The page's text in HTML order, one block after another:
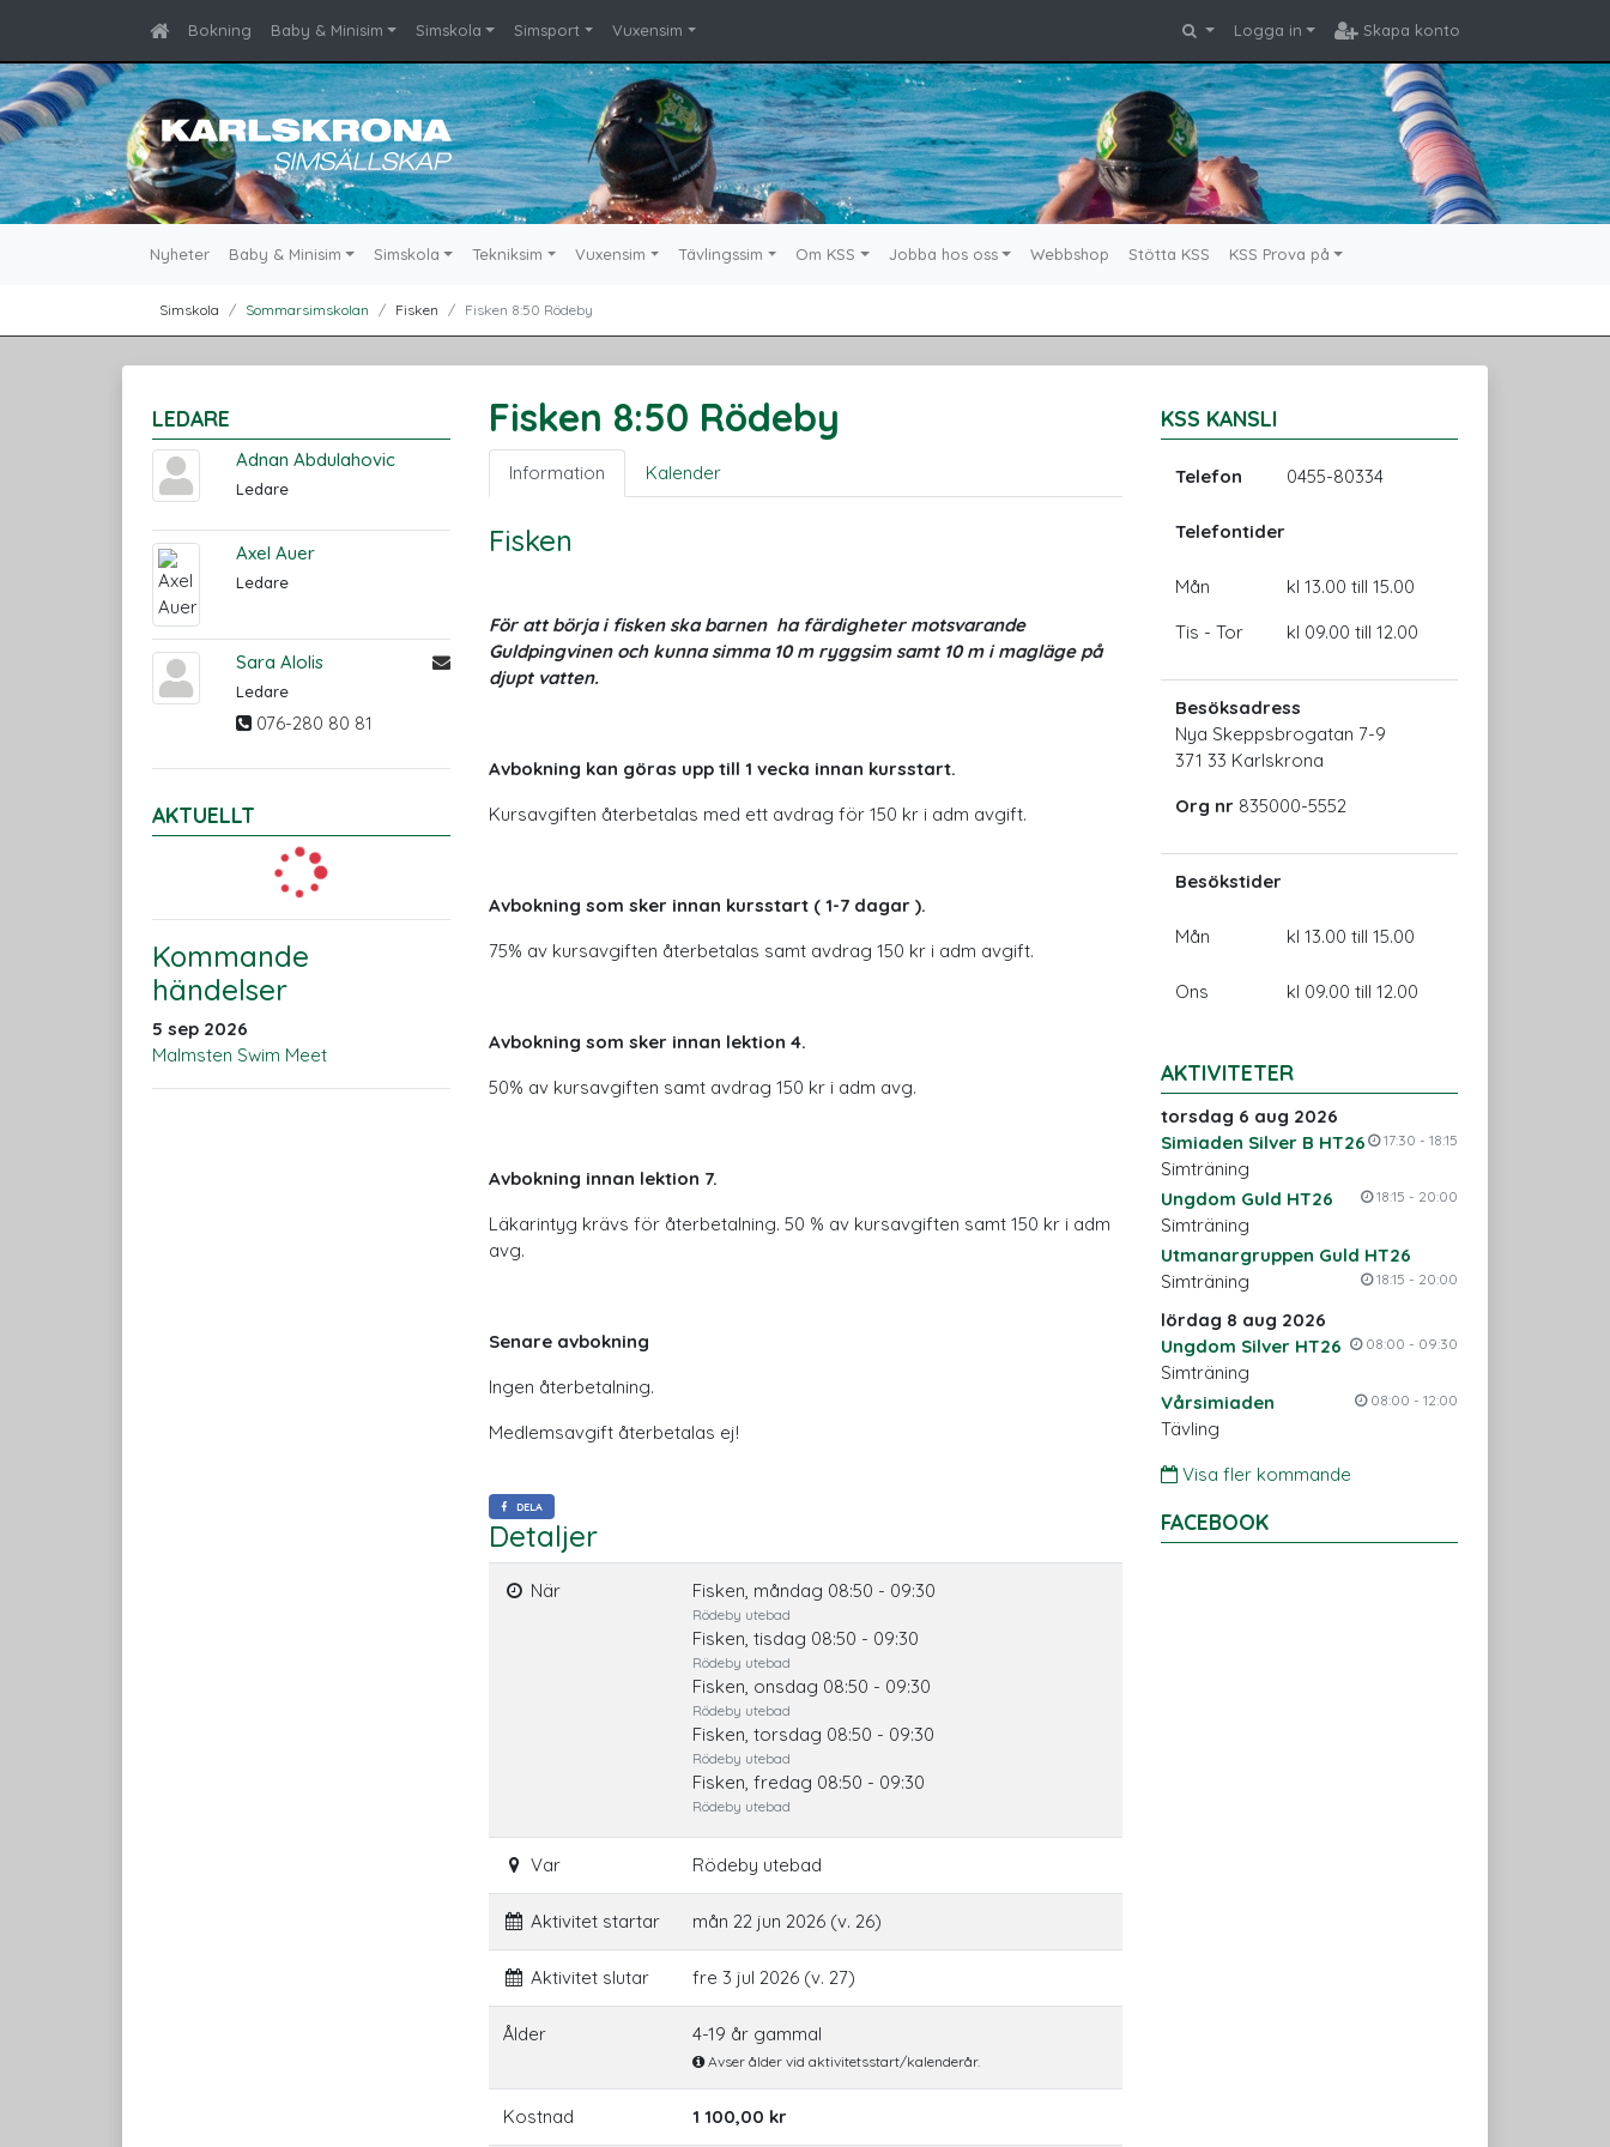
Bokning Baby & Minisim Simskola Simsport Vuxensim Logga in Skapa konto
Nyheter Baby & Minisim Simskola Tekniksim Vuxensim Tävlingssim Om KSS Jobba hos oss Webbshop Stötta KSS KSS Prova på
Simskola Sommarsimskolan Fisken Fisken 8:50 Rödeby
LEDARE
Adnan Abdulahovic
Ledare
Axel Auer
Ledare
Sara Alolis
Ledare
076-280 80 81
AKTUELLT
Kommande
händelser
5 sep 2026
Malmsten Swim Meet
Fisken 8:50 Rödeby
Information Kalender
Fisken
För att börja i fisken ska barnen ha färdigheter motsvarande
Guldpingvinen och kunna simma 10 m ryggsim samt 10 m i magläge på
djupt vatten.
Avbokning kan göras upp till 1 vecka innan kursstart.
Kursavgiften återbetalas med ett avdrag för 150 kr i adm avgift.
Avbokning som sker innan kursstart ( 1-7 dagar ).
75% av kursavgiften återbetalas samt avdrag 150 kr i adm avgift.
Avbokning som sker innan lektion 4.
50% av kursavgiften samt avdrag 150 kr i adm avg.
Avbokning innan lektion 7.
Läkarintyg krävs för återbetalning. 50 % av kursavgiften samt 150 kr i adm
avg.
Senare avbokning
Ingen återbetalning.
Medlemsavgift återbetalas ej!
DELA
Detaljer
När Fisken, måndag 08:50 - 09:30
Rödeby utebad
Fisken, tisdag 08:50 - 09:30
Rödeby utebad
Fisken, onsdag 08:50 - 09:30
Rödeby utebad
Fisken, torsdag 08:50 - 09:30
Rödeby utebad
Fisken, fredag 08:50 - 09:30
Rödeby utebad
Var Rödeby utebad
Aktivitet startar mån 22 jun 2026 (v. 26)
Aktivitet slutar fre 3 jul 2026 (v. 27)
Ålder 4-19 år gammal
Avser ålder vid aktivitetsstart/kalenderår.
Kostnad 1 100,00 kr
KSS KANSLI
Telefon 0455-80334
Telefontider
Mån
Tis - Tor
kl 13.00 till 15.00
kl 09.00 till 12.00
Besöksadress
Nya Skeppsbrogatan 7-9
371 33 Karlskrona
Org nr 835000-5552
Besökstider
Mån kl 13.00 till 15.00
Ons kl 09.00 till 12.00
AKTIVITETER
torsdag 6 aug 2026
Simiaden Silver B HT26
17:30 - 18:15
Simträning
Ungdom Guld HT26
18:15 - 20:00
Simträning
Utmanargruppen Guld HT26
18:15 - 20:00
Simträning
lördag 8 aug 2026
Ungdom Silver HT26
08:00 - 09:30
Simträning
Vårsimiaden
08:00 - 12:00
Tävling
Visa fler kommande
FACEBOOK